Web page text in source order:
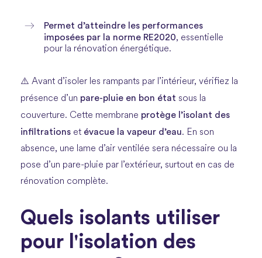
Permet d’atteindre les performances
imposées par la norme RE2020, essentielle
pour la rénovation énergétique.
⚠️ Avant d’isoler les rampants par l’intérieur, vérifiez la
présence d’un pare-pluie en bon état sous la
couverture. Cette membrane protège l’isolant des
infiltrations et évacue la vapeur d’eau. En son
absence, une lame d’air ventilée sera nécessaire ou la
pose d’un pare-pluie par l’extérieur, surtout en cas de
rénovation complète.
Quels isolants utiliser
pour l'isolation des